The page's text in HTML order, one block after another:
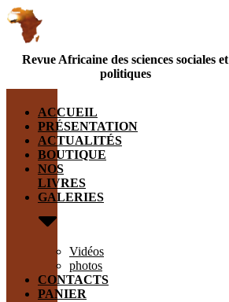
Revue Africaine des sciences sociales et
politiques
ACCUEIL
PRÉSENTATION
ACTUALITÉS
BOUTIQUE
NOS
LIVRES
GALERIES
Vidéos
photos
CONTACTS
PANIER